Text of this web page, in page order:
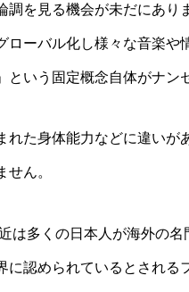
を見る機会が未だにあり
ーバル化し様々な音楽や
いう固定概念自体がナン
た身体能力などに違いが
ん。
多くの日本人が海外の名
認められているとされる